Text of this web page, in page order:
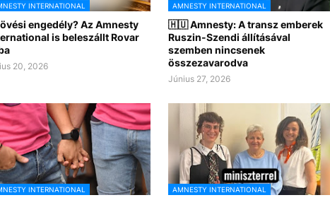
INTERNATIONAL
engedély? Az Amnesty
is beleszállt Rovar
20, 2026
AMNESTY INTERNATIONAL
🇭🇺 Amnesty: A transz emberek
Ruszin-Szendi állításával
szemben nincsenek
összezavarodva
Június 27, 2026
INTERNATIONAL AMNESTY INTERNATIONAL